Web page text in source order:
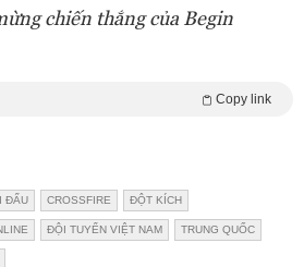
chiến thắng của Begin
Copy link
ĐẤU CROSSFIRE ĐỘT KÍCH
ĐỘI TUYỂN VIỆT NAM TRUNG QUỐC